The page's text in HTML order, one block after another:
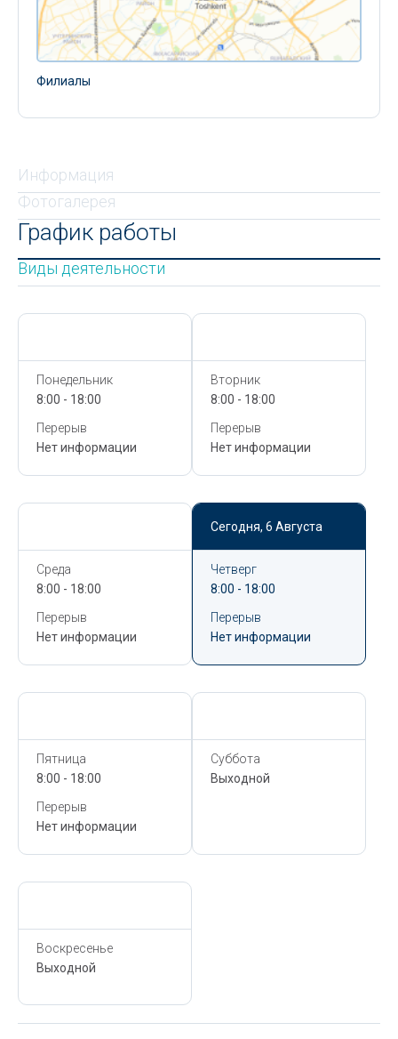
Филиалы
Информация
Фотогалерея
График работы
Виды деятельности
Понедельник
8:00 - 18:00
Перерыв
Нет информации
Вторник
8:00 - 18:00
Перерыв
Нет информации
Среда
8:00 - 18:00
Перерыв
Нет информации
Сегодня, 6 Августа
Четверг
8:00 - 18:00
Перерыв
Нет информации
Пятница
8:00 - 18:00
Перерыв
Нет информации
Суббота
Выходной
Воскресенье
Выходной